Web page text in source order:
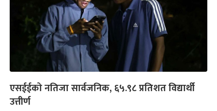
एसईईको नतिजा सार्वजनिक, ६५.९८ प्रतिशत विद्यार्थी
उत्तीर्ण